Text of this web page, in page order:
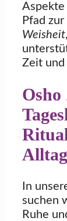
Aspekte
Pfad zur
Weisheit
Zeit und
Osho
Alltag
In
suchen
Ruhe